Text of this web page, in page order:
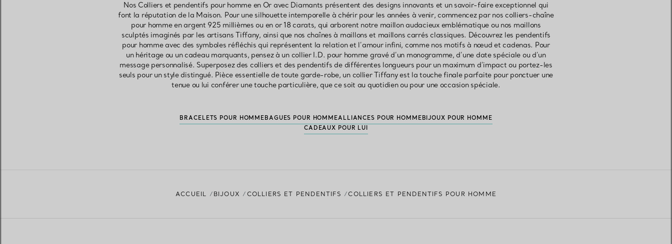
Nos Colliers et pendentifs pour homme en Or avec Diamants présentent des designs innovants et un savoir-faire exceptionnel qui
font la réputation de la Maison. Pour une silhouette intemporelle à chérir pour les années à venir, commencez par nos colliers-chaîne
pour homme en argent 925 millièmes ou en or 18 carats, qui arborent notre maillon audacieux emblématique ou nos maillons
sculptés imaginés par les artisans Tiffany, ainsi que nos chaînes à maillons et maillons carrés classiques. Découvrez les pendentifs
pour homme avec des symboles réfléchis qui représentent la relation et l’amour infini, comme nos motifs à nœud et cadenas. Pour
un héritage ou un cadeau marquants, pensez à un collier I.D. pour homme gravé d’un monogramme, d’une date spéciale ou d’un
message personnalisé. Superposez des colliers et des pendentifs de différentes longueurs pour un maximum d’impact ou portez-les
seuls pour un style distingué. Pièce essentielle de toute garde-robe, un collier Tiffany est la touche finale parfaite pour ponctuer une
tenue ou lui conférer une touche particulière, que ce soit au quotidien ou pour une occasion spéciale.
BRACELETS POUR HOMME BAGUES POUR HOMMEALLIANCES POUR HOMME BIJOUX POUR HOMME
CADEAUX POUR LUI
ACCUEIL BIJOUX COLLIERS ET PENDENTIFS COLLIERS ET PENDENTIFS POUR HOMME